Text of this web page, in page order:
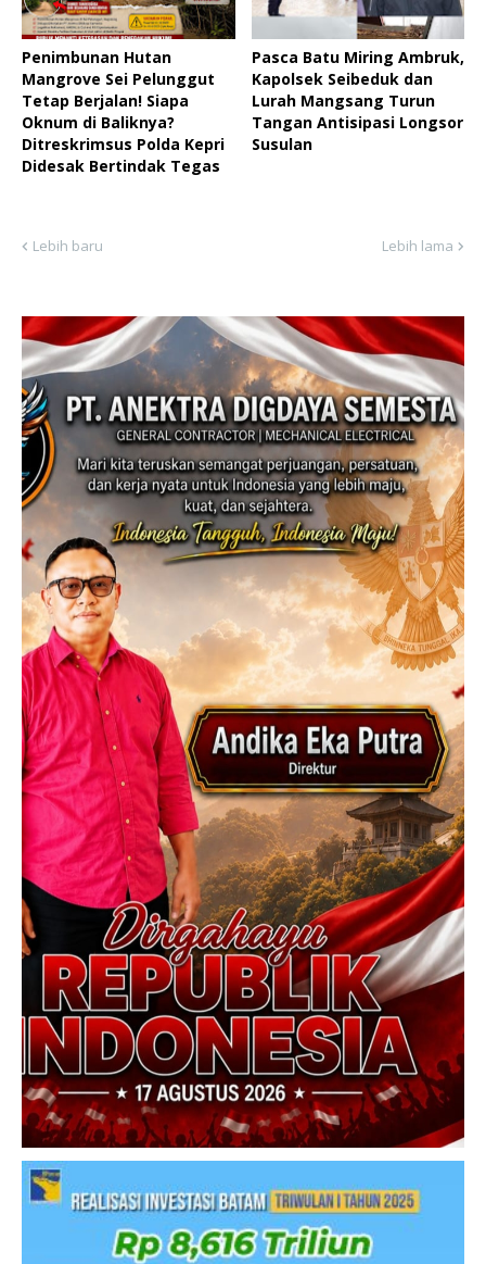
Penimbunan Hutan
Mangrove Sei Pelunggut
Tetap Berjalan! Siapa
Oknum di Baliknya?
Ditreskrimsus Polda Kepri
Didesak Bertindak Tegas
Pasca Batu Miring Ambruk,
Kapolsek Seibeduk dan
Lurah Mangsang Turun
Tangan Antisipasi Longsor
Susulan
Lebih baru Lebih lama